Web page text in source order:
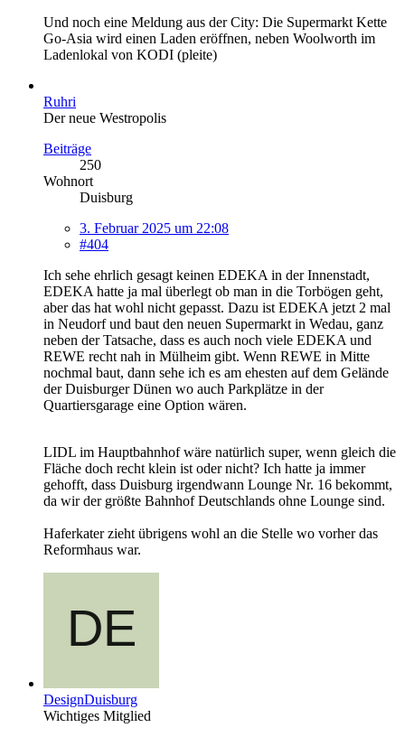
Und noch eine Meldung aus der City: Die Supermarkt Kette
Go-Asia wird einen Laden eröffnen, neben Woolworth im
Ladenlokal von KODI (pleite)
Ruhri
Der neue Westropolis
Beiträge
250
Wohnort
Duisburg
3. Februar 2025 um 22:08
#404
Ich sehe ehrlich gesagt keinen EDEKA in der Innenstadt,
EDEKA hatte ja mal überlegt ob man in die Torbögen geht,
aber das hat wohl nicht gepasst. Dazu ist EDEKA jetzt 2 mal
in Neudorf und baut den neuen Supermarkt in Wedau, ganz
neben der Tatsache, dass es auch noch viele EDEKA und
REWE recht nah in Mülheim gibt. Wenn REWE in Mitte
nochmal baut, dann sehe ich es am ehesten auf dem Gelände
der Duisburger Dünen wo auch Parkplätze in der
Quartiersgarage eine Option wären.
LIDL im Hauptbahnhof wäre natürlich super, wenn gleich die
Fläche doch recht klein ist oder nicht? Ich hatte ja immer
gehofft, dass Duisburg irgendwann Lounge Nr. 16 bekommt,
da wir der größte Bahnhof Deutschlands ohne Lounge sind.
Haferkater zieht übrigens wohl an die Stelle wo vorher das
Reformhaus war.
DesignDuisburg
Wichtiges Mitglied